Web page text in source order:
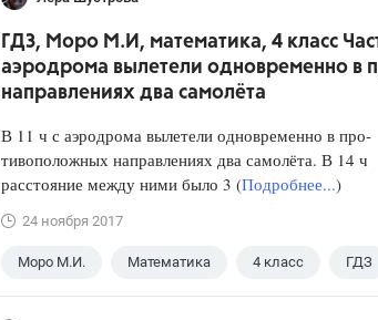
ГДЗ, Моро М.И, математика, 4 класс
аэродрома вылетели одновременно в
направлениях два самолёта
В 11 ч с аэродрома вылетели одновременно в про-
тивоположных направлениях два самолёта. В 14 ч
расстояние между ними было 3 (Подробнее...)
24 ноября 2017
Моро М.И. Математика 4 класс ГДЗ